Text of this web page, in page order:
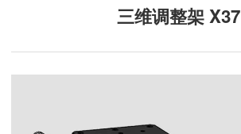
三维调整架 X37